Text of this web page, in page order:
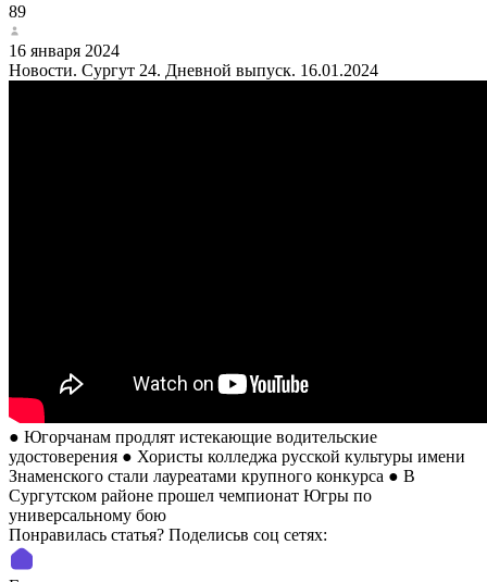
89
16 января 2024
Новости. Сургут 24. Дневной выпуск. 16.01.2024
● Югорчанам продлят истекающие водительские
удостоверения ● Хористы колледжа русской культуры имени
Знаменского стали лауреатами крупного конкурса ● В
Сургутском районе прошел чемпионат Югры по
универсальному бою
Понравилась статья? Поделиcьв соц сетях: